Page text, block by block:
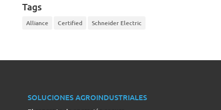
Tags
Alliance Certified Schneider Electric
SOLUCIONES AGROINDUSTRIALES